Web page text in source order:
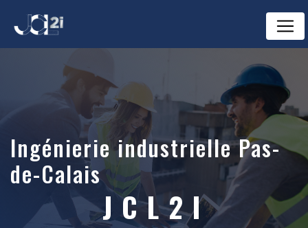
ingénierie industrielle Pas-
de-Calais
JCL2I